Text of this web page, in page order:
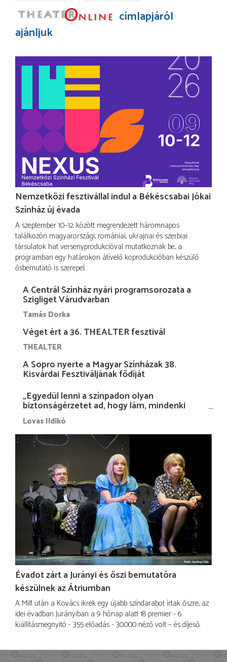
címlapjáról
ajánljuk
Nemzetközi fesztivállal indul a Békéscsabai Jókai
Színház új évada
A szeptember 10–12. között megrendezett háromnapos
találkozón magyarországi, romániai, ukrajnai és szerbiai
társulatok hat versenyprodukcióval mutatkoznak be, a
programban egy határokon átívelő koprodukcióban készülő
ősbemutató is szerepel.
A Centrál Színház nyári programsorozata a
Szigliget Várudvarban
Tamás Dorka
Véget ért a 36. THEALTER fesztivál
THEALTER
A Sopro nyerte a Magyar Színházak 38.
Kisvárdai Fesztiváljának fődíját
„Egyedül lenni a színpadon olyan
biztonságérzetet ad, hogy lám, mindenki
más nélkül is megvagyok magammal…”
Lovas Ildikó
Évadot zárt a Jurányi és őszi bemutatóra
készülnek az Átriumban
A Milf után a Kovács ikrek egy újabb színdarabot írtak őszre, az
idei évadban Jurányiban a 9 hónap alatt 18 premier - 6
kiállításmegnyitó - 355 előadás - 30.000 néző volt – és díjeső.